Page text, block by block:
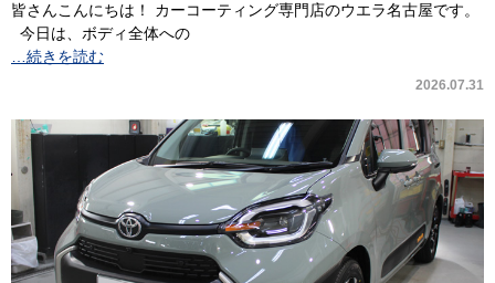
皆さんこんにちは！ カーコーティング専門店のウエラ名古屋です。
今日は、ボディ全体への
…続きを読む
2026.07.31